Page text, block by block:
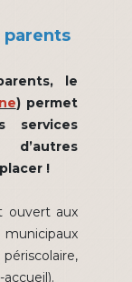
parents
le
) permet
services
!
ouvert aux